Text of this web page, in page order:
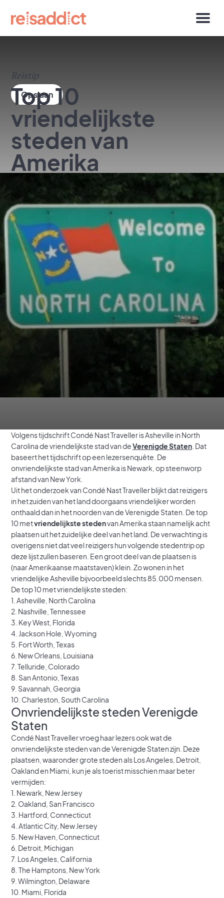
Reistip
Top 10
vriendelijkste
steden van
Amerika
Volgens tijdschrift Condé Nast Traveller is Asheville in North
Carolina de vriendelijkste stad van deVerenigde Staten . Dat
baseert het tijdschrift op een lezersenquête. De
onvriendelijkste stad van Amerika is Newark, op steenworp
afstand van New York.
Uit het onderzoek van Condé Nast Traveller blijkt dat reizigers
in het zuiden van het land doorgaans vriendelijker worden
onthaald dan in het noorden van de Verenigde Staten. De top
10 metvriendelijkste stedenvan Amerika staan namelijk acht
plaatsen uit het zuidelijke deel van het land. De verwachting is
overigens niet dat veel reizigers hun volgende stedentrip op
deze lijst zullen baseren. Een groot deel van de plaatsen is
(naar Amerikaanse maatstaven) klein. Zo wonen in het
vriendelijke Asheville bijvoorbeeld slechts 85.000 mensen.
De top 10 met vriendelijkste steden:
1. Asheville, North Carolina
2. Nashville, Tennessee
3. Key West, Florida
4. Jackson Hole, Wyoming
5. Fort Worth, Texas
6. New Orleans, Louisiana
7. Telluride, Colorado
8. San Antonio, Texas
9. Savannah, Georgia
10. Charleston, South Carolina
Onvriendelijkste steden Verenigde
Staten
Condé Nast Traveller vroeg haar lezers ook wat de
onvriendelijkste steden van de Verenigde Staten zijn. Deze
plaatsen, waaronder grote steden als Los Angeles, Detroit,
Oakland en Miami, kun je als toerist misschien maar beter
vermijden:
1. Newark, New Jersey
2. Oakland, San Francisco
3. Hartford, Connecticut
4. Atlantic City, New Jersey
5. New Haven, Connecticut
6. Detroit, Michigan
7. Los Angeles, California
8. The Hamptons, New York
9. Wilmington, Delaware
10. Miami, Florida